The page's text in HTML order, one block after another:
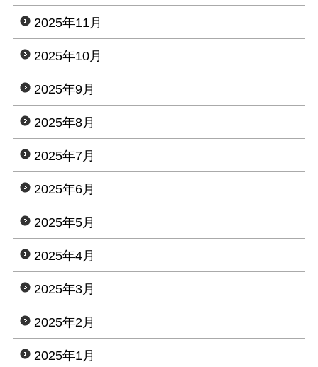
2025年11月
2025年10月
2025年9月
2025年8月
2025年7月
2025年6月
2025年5月
2025年4月
2025年3月
2025年2月
2025年1月